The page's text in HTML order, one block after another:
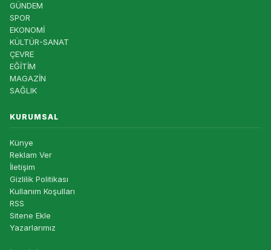
GÜNDEM
SPOR
EKONOMİ
KÜLTÜR-SANAT
ÇEVRE
EĞİTİM
MAGAZİN
SAĞLIK
KURUMSAL
Künye
Reklam Ver
İletişim
Gizlilik Politikası
Kullanım Koşulları
RSS
Sitene Ekle
Yazarlarımız